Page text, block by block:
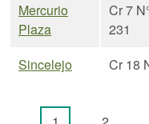
Mercurio
Plaza
Cr 7
231
Sincelejo
Cr 18
Paginación